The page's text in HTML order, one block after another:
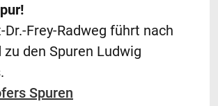
Dr.-Frey-Radweg führt nach
zu den Spuren Ludwig
Spuren